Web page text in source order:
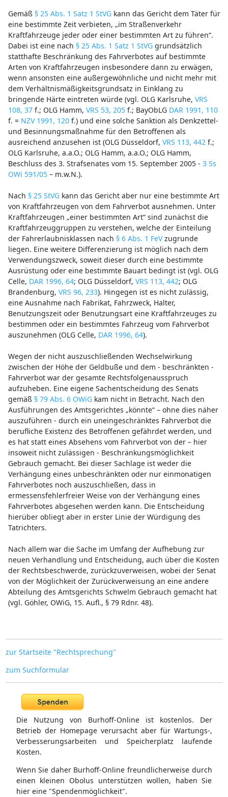
Gemäß § 25 Abs. 1 Satz 1 StVGkann das Gericht dem Täter für
eine bestimmte Zeit verbieten, „im Straßenverkehr
Kraftfahrzeuge jeder oder einer bestimmten Art zu führen“.
Dabei ist eine nach § 25 Abs. 1 Satz 1 StVGgrundsätzlich
statthafte Beschränkung des Fahrverbotes auf bestimmte
Arten von Kraftfahrzeugen insbesondere dann zu erwägen,
wenn ansonsten eine außergewöhnliche und nicht mehr mit
dem Verhältnismäßigkeitsgrundsatz in Einklang zu
bringende Härte eintreten würde (vgl. OLG Karlsruhe, VRS
108, 37f.; OLG Hamm, VRS 53, 205f.; BayObLG DAR 1991, 110
f. = NZV 1991, 120f.) und eine solche Sanktion als Denkzettel-
und Besinnungsmaßnahme für den Betroffenen als
ausreichend anzusehen ist (OLG Düsseldorf, VRS 113, 442 f.;
OLG Karlsruhe, a.a.O.; OLG Hamm, a.a.O.; OLG Hamm,
Beschluss des 3. Strafsenates vom 15. September 2005 - 3 Ss
OWi 591/05– m.w.N.).
Nach § 25 StVGkann das Gericht aber nur eine bestimmte Art
von Kraftfahrzeugen von dem Fahrverbot ausnehmen. Unter
Kraftfahrzeugen „einer bestimmten Art“ sind zunächst die
Kraftfahrzeuggruppen zu verstehen, welche der Einteilung
der Fahrerlaubnisklassen nach § 6 Abs. 1 FeVzugrunde
liegen. Eine weitere Differenzierung ist möglich nach dem
Verwendungszweck, soweit dieser durch eine bestimmte
Ausrüstung oder eine bestimmte Bauart bedingt ist (vgl. OLG
Celle, DAR 1996, 64; OLG Düsseldorf, VRS 113, 442; OLG
Brandenburg, VRS 96, 233). Hingegen ist es nicht zulässig,
eine Ausnahme nach Fabrikat, Fahrzweck, Halter,
Benutzungszeit oder Benutzungsart eine Kraftfahrzeuges zu
bestimmen oder ein bestimmtes Fahrzeug vom Fahrverbot
auszunehmen (OLG Celle, DAR 1996, 64).
Wegen der nicht auszuschließenden Wechselwirkung
zwischen der Höhe der Geldbuße und dem - beschränkten -
Fahrverbot war der gesamte Rechtsfolgenausspruch
aufzuheben. Eine eigene Sachentscheidung des Senats
gemäß § 79 Abs. 6 OWiGkam nicht in Betracht. Nach den
Ausführungen des Amtsgerichtes „könnte“ – ohne dies näher
auszuführen - durch ein uneingeschränktes Fahrverbot die
berufliche Existenz des Betroffenen gefährdet werden, und
es hat statt eines Absehens vom Fahrverbot von der – hier
insoweit nicht zulässigen - Beschränkungsmöglichkeit
Gebrauch gemacht. Bei dieser Sachlage ist weder die
Verhängung eines unbeschränkten oder nur einmonatigen
Fahrverbotes noch auszuschließen, dass in
ermessensfehlerfreier Weise von der Verhängung eines
Fahrverbotes abgesehen werden kann. Die Entscheidung
hierüber obliegt aber in erster Linie der Würdigung des
Tatrichters.
Nach allem war die Sache im Umfang der Aufhebung zur
neuen Verhandlung und Entscheidung, auch über die Kosten
der Rechtsbeschwerde, zurückzuverweisen, wobei der Senat
von der Möglichkeit der Zurückverweisung an eine andere
Abteilung des Amtsgerichts Schwelm Gebrauch gemacht hat
(vgl. Göhler, OWiG, 15. Aufl., § 79 Rdnr. 48).
zur Startseite "Rechtsprechung"
zum Suchformular
Die Nutzung von Burhoff-Online ist kostenlos. Der
Betrieb der Homepage verursacht aber für Wartungs-,
Verbesserungsarbeiten und Speicherplatz laufende
Kosten.
Wenn Sie daher Burhoff-Online freundlicherweise durch
einen kleinen Obolus unterstützen wollen, haben Sie
hier eine "Spendenmöglichkeit".